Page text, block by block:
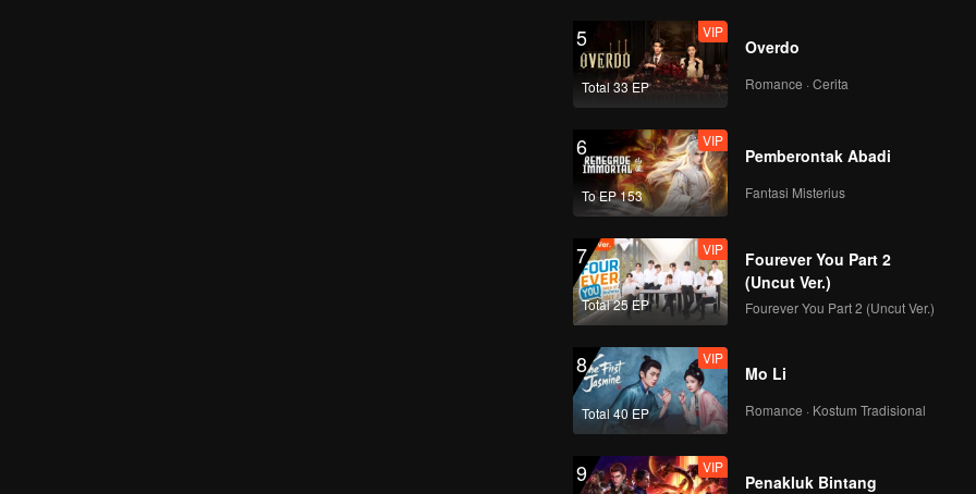
5
Total 33 EP
VIP
Overdo
Romance · Cerita
6
To EP 153
VIP
Pemberontak Abadi
Fantasi Misterius
7
Total 25 EP
VIP
Fourever You Part 2
(Uncut Ver.)
Fourever You Part 2 (Uncut Ver.)
8
Total 40 EP
VIP
Mo Li
Romance · Kostum Tradisional
9 VIP
Penakluk Bintang